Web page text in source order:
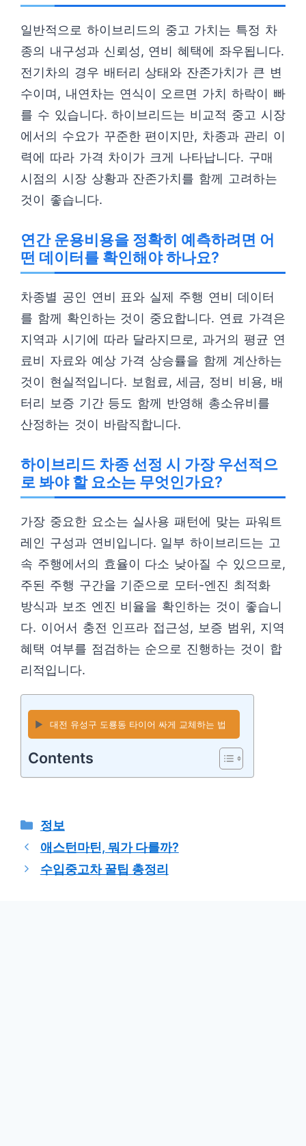
일반적으로 하이브리드의 중고 가치는 특정 차
종의 내구성과 신뢰성, 연비 혜택에 좌우됩니다.
전기차의 경우 배터리 상태와 잔존가치가 큰 변
수이며, 내연차는 연식이 오르면 가치 하락이 빠
를 수 있습니다. 하이브리드는 비교적 중고 시장
에서의 수요가 꾸준한 편이지만, 차종과 관리 이
력에 따라 가격 차이가 크게 나타납니다. 구매
시점의 시장 상황과 잔존가치를 함께 고려하는
것이 좋습니다.
연간 운용비용을 정확히 예측하려면 어
떤 데이터를 확인해야 하나요?
차종별 공인 연비 표와 실제 주행 연비 데이터
를 함께 확인하는 것이 중요합니다. 연료 가격은
지역과 시기에 따라 달라지므로, 과거의 평균 연
료비 자료와 예상 가격 상승률을 함께 계산하는
것이 현실적입니다. 보험료, 세금, 정비 비용, 배
터리 보증 기간 등도 함께 반영해 총소유비를
산정하는 것이 바람직합니다.
하이브리드 차종 선정 시 가장 우선적으
로 봐야 할 요소는 무엇인가요?
가장 중요한 요소는 실사용 패턴에 맞는 파워트
레인 구성과 연비입니다. 일부 하이브리드는 고
속 주행에서의 효율이 다소 낮아질 수 있으므로,
주된 주행 구간을 기준으로 모터-엔진 최적화
방식과 보조 엔진 비율을 확인하는 것이 좋습니
다. 이어서 충전 인프라 접근성, 보증 범위, 지역
혜택 여부를 점검하는 순으로 진행하는 것이 합
리적입니다.
▶️ 대전 유성구 도룡동 타이어 싸게 교체하는 법
Contents
카
테
고
리
정보
애스턴마틴, 뭐가 다를까?
수입중고차 꿀팁 총정리